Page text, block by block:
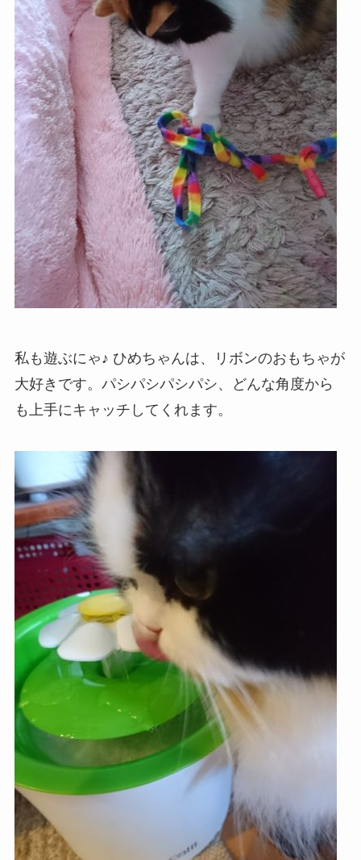
私も遊ぶにゃ♪ ひめちゃんは、リボンのおもちゃが
大好きです。パシパシパシパシ、どんな角度から
も上手にキャッチしてくれます。